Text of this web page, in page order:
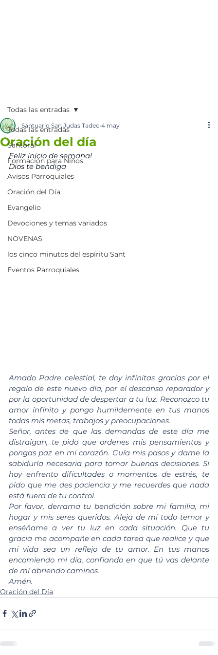
Todas las entradas
Santoral
Formación para Niños
Avisos Parroquiales
Oración del Día
Evangelio
Devociones y temas variados
NOVENAS
los cinco minutos del espíritu Sant
Eventos Parroquiales
Todas las entradas
Oración del día
Santuario San Judas Tadeo 4 may
Feliz inicio de semana!
Dios te bendiga
Amado Padre celestial, te doy infinitas gracias por el
regalo de este nuevo día, por el descanso reparador y
por la oportunidad de despertar a tu luz. Reconozco tu
amor infinito y pongo humildemente en tus manos
todas mis metas, trabajos y preocupaciones.
Señor, antes de que las demandas de este día me
distraigan, te pido que ordenes mis pensamientos y
pongas paz en mi corazón. Guía mis pasos y dame la
sabiduría necesaria para tomar buenas decisiones. Si
hoy enfrento dificultades o momentos de estrés, te
pido que me des paciencia y me recuerdes que nada
está fuera de tu control.
Por favor, derrama tu bendición sobre mi familia, mi
hogar y mis seres queridos. Aleja de mí todo temor y
enséñame a ver tu luz en cada situación. Que tu
gracia me acompañe en cada tarea que realice y que
mi vida sea un reflejo de tu amor. En tus manos
encomiendo mi día, confiando en que tú vas delante
de mí abriendo caminos.
Amén.
Oración del Día